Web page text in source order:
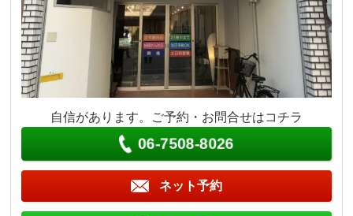
自信があります。ご予約・お問合せはコチラ
06-7508-8026
ネット予約